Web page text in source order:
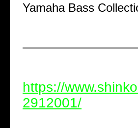
Yamaha Bass
https://
2912001/